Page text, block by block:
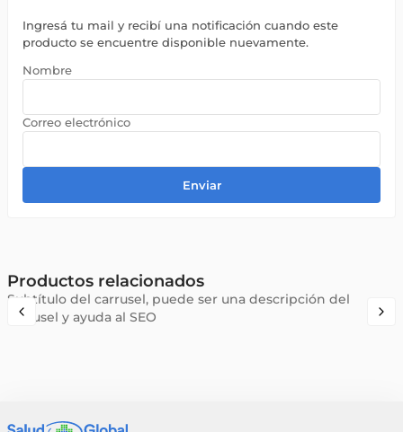
Ingresá tu mail y recibí una notificación cuando este
producto se encuentre disponible nuevamente.
Enviar
Productos relacionados
Subtítulo del carrusel, puede ser una descripción del
carrusel y ayuda al SEO